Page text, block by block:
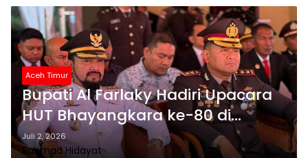
Aceh Timur
Bupati Al Farlaky Hadiri Upacara
HUT Bhayangkara ke-80 di
Mapolres Aceh Timur
Juli 2, 2026
Rahmad Hidayat